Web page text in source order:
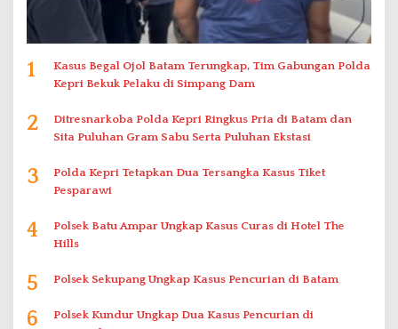
1
Kasus Begal Ojol Batam Terungkap, Tim Gabungan Polda
Kepri Bekuk Pelaku di Simpang Dam
2
Ditresnarkoba Polda Kepri Ringkus Pria di Batam dan
Sita Puluhan Gram Sabu Serta Puluhan Ekstasi
3
Polda Kepri Tetapkan Dua Tersangka Kasus Tiket
Pesparawi
4
Polsek Batu Ampar Ungkap Kasus Curas di Hotel The
Hills
5 Polsek Sekupang Ungkap Kasus Pencurian di Batam
6
Polsek Kundur Ungkap Dua Kasus Pencurian di